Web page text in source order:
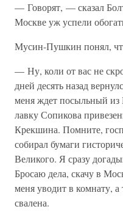
— Говорят, — сказал
Москве уж успели
Мусин-Пушкин понял,
— Ну, коли от вас не
дней десять назад
меня ждет посыльный
лавку Сопикова
Крекшина. Помните,
собирал бумаги
Великого. Я сразу
Бросаю дела, скачу в
меня уводит в комнату, а
свалена.